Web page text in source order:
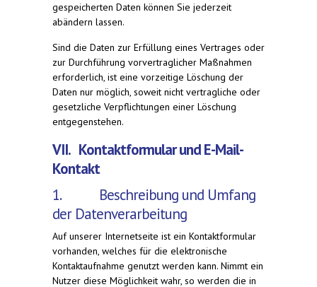
gespeicherten Daten können Sie jederzeit
abändern lassen.
Sind die Daten zur Erfüllung eines Vertrages oder
zur Durchführung vorvertraglicher Maßnahmen
erforderlich, ist eine vorzeitige Löschung der
Daten nur möglich, soweit nicht vertragliche oder
gesetzliche Verpflichtungen einer Löschung
entgegenstehen.
VII. Kontaktformular und E-Mail-
Kontakt
1. Beschreibung und Umfang
der Datenverarbeitung
Auf unserer Internetseite ist ein Kontaktformular
vorhanden, welches für die elektronische
Kontaktaufnahme genutzt werden kann. Nimmt ein
Nutzer diese Möglichkeit wahr, so werden die in